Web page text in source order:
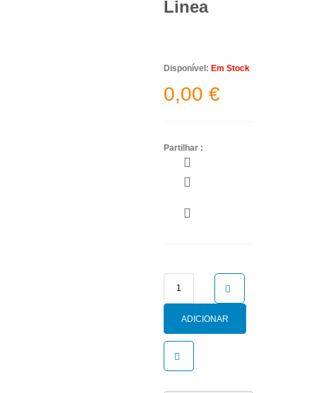
Linea
Disponível: Em Stock
0,00 €
Partilhar :
ADICIONAR